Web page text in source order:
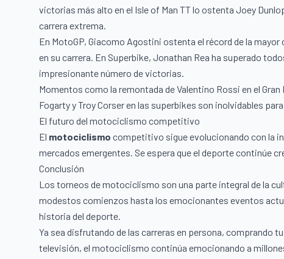
victorias más alto en el Isle of Man TT lo ostenta Joey
carrera extrema.
En MotoGP, Giacomo Agostini ostenta el récord de la
en su carrera. En Superbike, Jonathan Rea ha superado
impresionante número de victorias.
Momentos como la remontada de Valentino Rossi en el
Fogarty y Troy Corser en las superbikes son inolvidables
El futuro del motociclismo competitivo
El motociclismo competitivo sigue evolucionando con la
mercados emergentes. Se espera que el deporte continúe
Conclusión
Los torneos de motociclismo son una parte integral de la
modestos comienzos hasta los emocionantes eventos
historia del deporte.
Ya sea disfrutando de las carreras en persona, comprando tu
televisión, el motociclismo continúa emocionando a